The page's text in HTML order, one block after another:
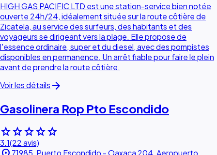
HIGH GAS PACIFIC LTD est une station-service bien notée
ouverte 24h/24, idéalement située sur la route côtière de
Zicatela, au service des surfeurs, des habitants et des
voyageurs se dirigeant vers la plage. Elle propose de
l'essence ordinaire, super et du diesel, avec des pompistes
disponibles en permanence. Un arrêt fiable pour faire le plein
avant de prendre la route côtière.
Voir les détails arrow_forward
Gasolinera Rop Pto Escondido
starstarstarstarstar
3.1(22 avis)
71985, Puerto Escondido - Oaxaca 204, Aeropuerto,